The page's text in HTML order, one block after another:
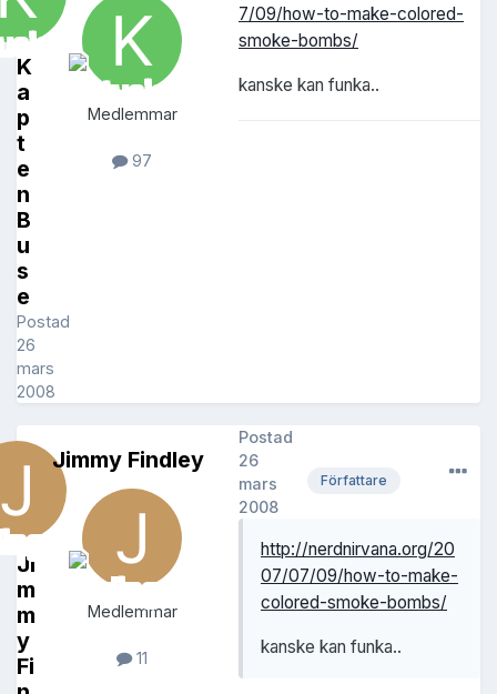
K
a
p
t
e
n
B
u
s
e
Postad
26
mars
2008
Medlemmar
97
7/09/how-to-make-colored-
smoke-bombs/
kanske kan funka..
Ji
m
m
y
Fi
Jimmy Findley
Medlemmar
11
Författare
Postad
26
mars
2008
http://nerdnirvana.org/20
07/07/09/how-to-make-
colored-smoke-bombs/
kanske kan funka..